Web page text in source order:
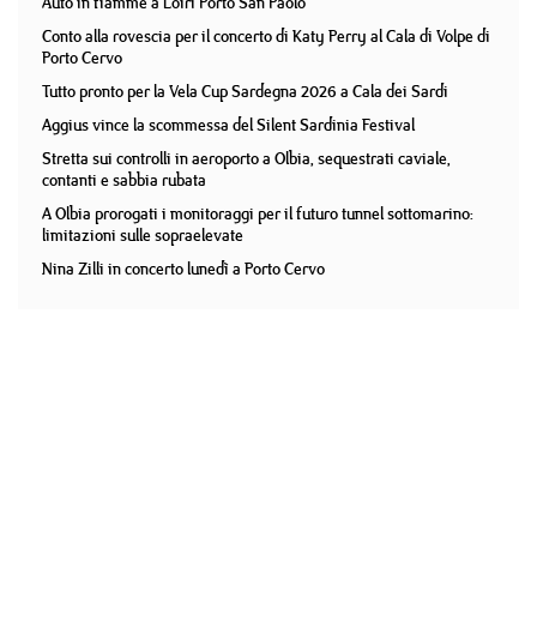
Conto alla rovescia per il concerto di Katy Perry al Cala di Volpe di
Porto Cervo
Tutto pronto per la Vela Cup Sardegna 2026 a Cala dei Sardi
Aggius vince la scommessa del Silent Sardinia Festival
Stretta sui controlli in aeroporto a Olbia, sequestrati caviale,
contanti e sabbia rubata
A Olbia prorogati i monitoraggi per il futuro tunnel sottomarino:
limitazioni sulle sopraelevate
Nina Zilli in concerto lunedì a Porto Cervo